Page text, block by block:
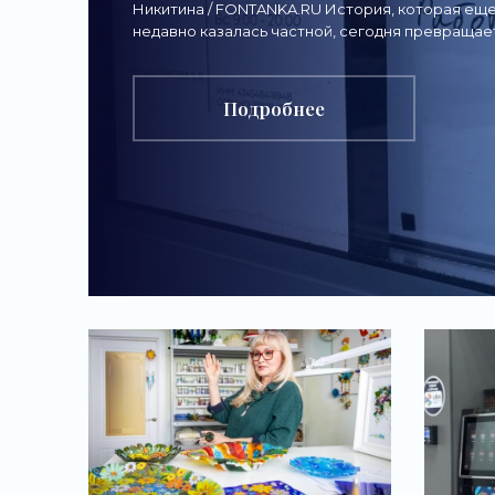
«вбелую» - «Новости
бизнеса»
Никитина / FONTANKA.RU История, которая
недавно казалась частной, сегодня
Подробнее